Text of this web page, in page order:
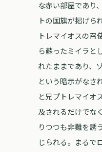
な赤い部屋であり
トの国旗が掲げら
トレマイオスの召
ら蘇ったミイラと
れたままであり、
という暗示がなさ
と兄プトレマイオ
及されるだけでな
りつつも非難を誘
じられる。まるで